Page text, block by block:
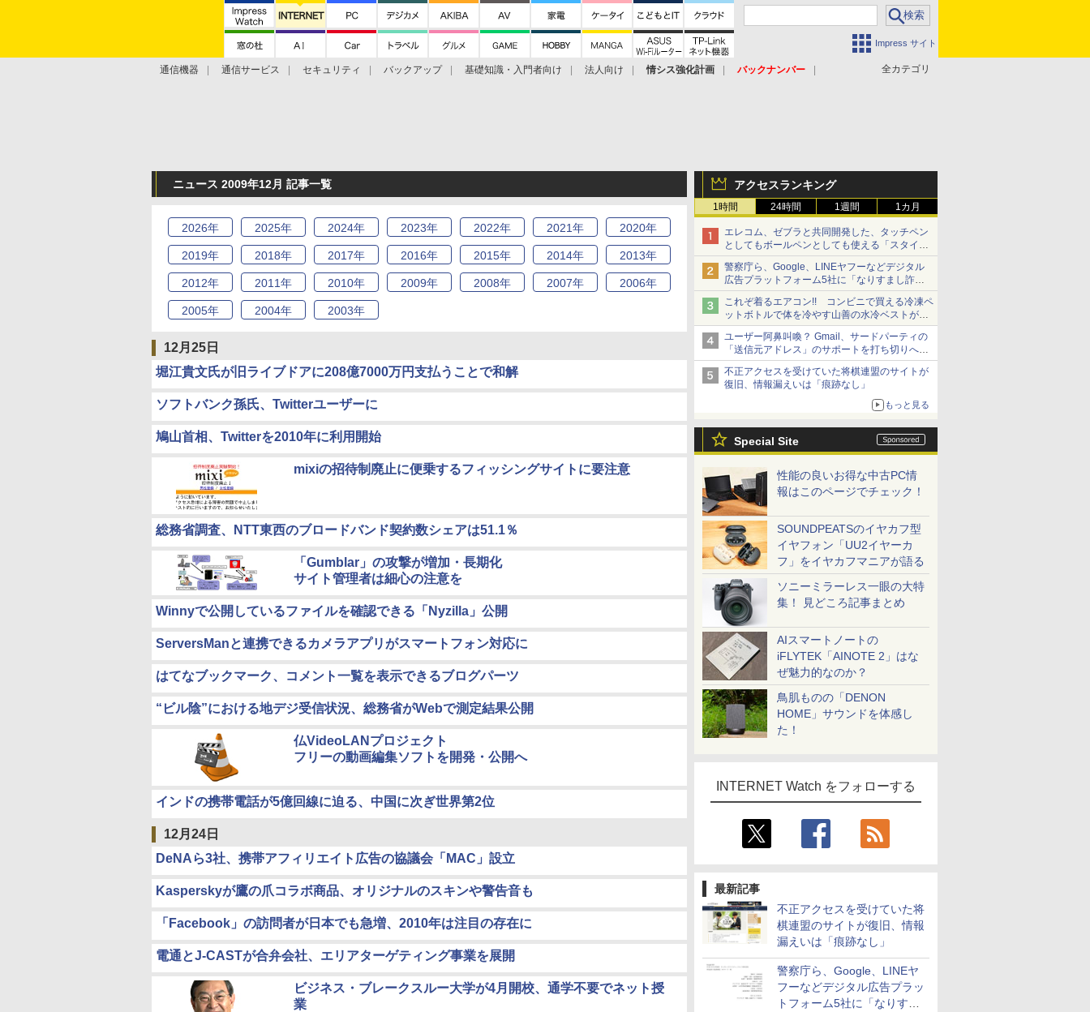
Impress サイト
全カテゴリ
通信機器 通信サービス セキュリティ バックアップ 基礎知識・入門者向け 法人向け 情シス強化計画
バックナンバー
アクセスランキング
1時間 24時間 1週間 1カ月
エレコム、ゼブラと共同開発した、タッチペン
としてもボールペンとしても使える「スタイラ
スツーウェイ」発売 iPadにも紙にも、持ち替
えずに書き込める
警察庁ら、Google、LINEヤフーなどデジタル
広告プラットフォーム5社に「なりすまし詐欺
広告」対策強化を要請 著名人の写真や映像を
使った投資詐欺などへの対策として
これぞ着るエアコン!! コンビニで買える冷凍ペ
ットボトルで体を冷やす山善の水冷ベストがロ
ードバイクにちょうどいい【ぼっち・ざ・ろー
ど！その14】【空いた時間でなにしてる？】
ユーザー阿鼻叫喚？ Gmail、サードパーティの
「送信元アドレス」のサポートを打ち切りへ
【やじうまWatch】
不正アクセスを受けていた将棋連盟のサイトが
復旧、情報漏えいは「痕跡なし」
もっと見る
Special Site
性能の良いお得な中古PC情
報はこのページでチェック！
SOUNDPEATSのイヤカフ型
イヤフォン「UU2イヤーカ
フ」をイヤカフマニアが語る
ソニーミラーレス一眼の大特
集！ 見どころ記事まとめ
AIスマートノートの
iFLYTEK「AINOTE 2」はな
ぜ魅力的なのか？
鳥肌ものの「DENON
HOME」サウンドを体感し
た！
INTERNET Watch をフォローする
最新記事
不正アクセスを受けていた将
棋連盟のサイトが復旧、情報
漏えいは「痕跡なし」
警察庁ら、Google、LINEヤ
フーなどデジタル広告プラッ
トフォーム5社に「なりすま
ニュース 2009年12月 記事一覧
2026年 2025年 2024年 2023年 2022年 2021年 2020年
2019年 2018年 2017年 2016年 2015年 2014年 2013年
2012年 2011年 2010年 2009年 2008年 2007年 2006年
2005年 2004年 2003年
12月25日
堀江貴文氏が旧ライブドアに208億7000万円支払うことで和解
ソフトバンク孫氏、Twitterユーザーに
鳩山首相、Twitterを2010年に利用開始
mixiの招待制廃止に便乗するフィッシングサイトに要注意
総務省調査、NTT東西のブロードバンド契約数シェアは51.1％
「Gumblar」の攻撃が増加・長期化
サイト管理者は細心の注意を
Winnyで公開しているファイルを確認できる「Nyzilla」公開
ServersManと連携できるカメラアプリがスマートフォン対応に
はてなブックマーク、コメント一覧を表示できるブログパーツ
“ビル陰”における地デジ受信状況、総務省がWebで測定結果公開
仏VideoLANプロジェクト
フリーの動画編集ソフトを開発・公開へ
インドの携帯電話が5億回線に迫る、中国に次ぎ世界第2位
12月24日
DeNAら3社、携帯アフィリエイト広告の協議会「MAC」設立
Kasperskyが鷹の爪コラボ商品、オリジナルのスキンや警告音も
「Facebook」の訪問者が日本でも急増、2010年は注目の存在に
電通とJ-CASTが合弁会社、エリアターゲティング事業を展開
ビジネス・ブレークスルー大学が4月開校、通学不要でネット授
業